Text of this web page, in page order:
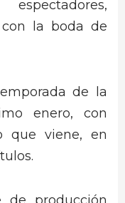
la boda de
de la
enero, con
que viene, en